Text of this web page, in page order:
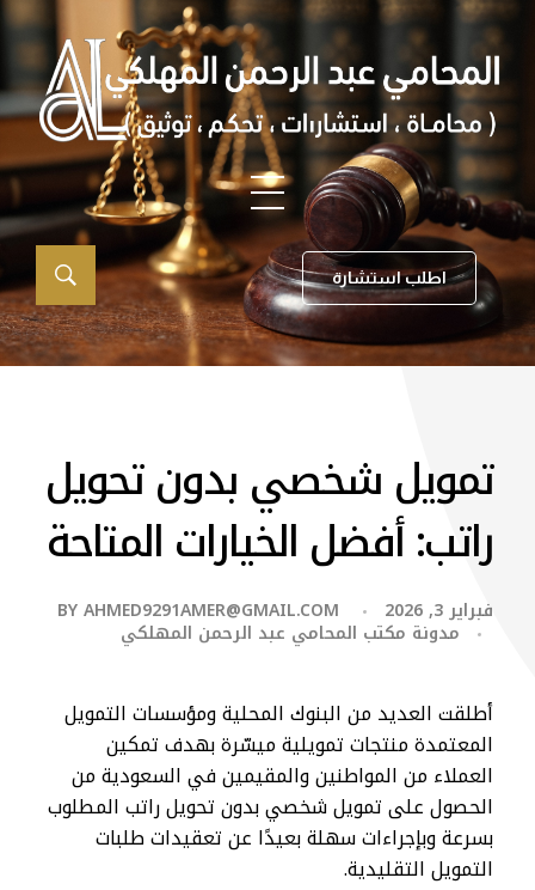
اطلب استشارة
تمويل شخصي بدون تحويل
راتب: أفضل الخيارات المتاحة
فبراير 3, 2026 BYAHMED9291AMER@GMAIL.COM
مدونة مكتب المحامي عبد الرحمن المهلكي
​أطلقت العديد من البنوك المحلية ومؤسسات التمويل
المعتمدة منتجات تمويلية ميسّرة بهدف تمكين
العملاء من المواطنين والمقيمين في السعودية من
الحصول على تمويل شخصي بدون تحويل راتب المطلوب
بسرعة وبإجراءات سهلة بعيدًا عن تعقيدات طلبات
التمويل التقليدية.